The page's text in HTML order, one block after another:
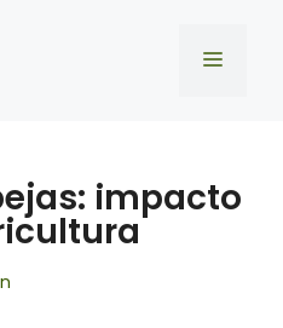
Menú
impacto